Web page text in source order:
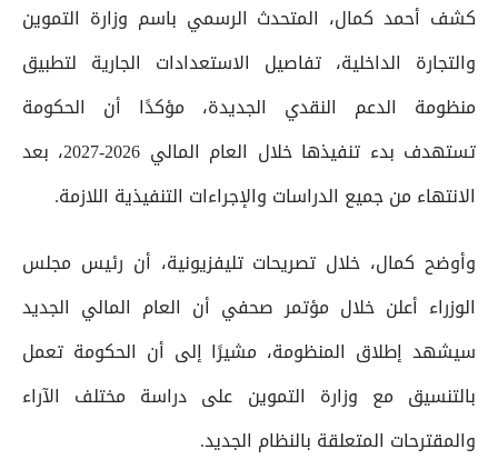
كشف أحمد كمال، المتحدث الرسمي باسم وزارة التموين
والتجارة الداخلية، تفاصيل الاستعدادات الجارية لتطبيق
منظومة الدعم النقدي الجديدة، مؤكدًا أن الحكومة
تستهدف بدء تنفيذها خلال العام المالي 2026-2027، بعد
الانتهاء من جميع الدراسات والإجراءات التنفيذية اللازمة.
وأوضح كمال، خلال تصريحات تليفزيونية، أن رئيس مجلس
الوزراء أعلن خلال مؤتمر صحفي أن العام المالي الجديد
سيشهد إطلاق المنظومة، مشيرًا إلى أن الحكومة تعمل
بالتنسيق مع وزارة التموين على دراسة مختلف الآراء
والمقترحات المتعلقة بالنظام الجديد.